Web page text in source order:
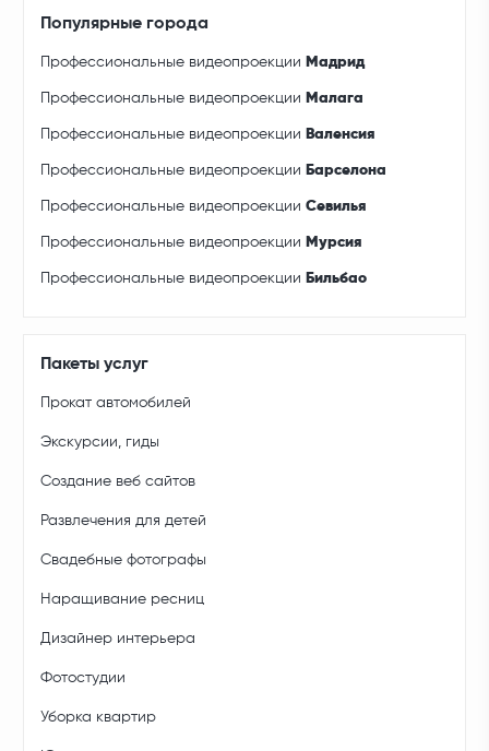
Популярные города
Профессиональные видеопроекции Мадрид
Профессиональные видеопроекции Малага
Профессиональные видеопроекции Валенсия
Профессиональные видеопроекции Барселона
Профессиональные видеопроекцииСевилья
Профессиональные видеопроекции Мурсия
Профессиональные видеопроекции Бильбао
Пакеты услуг
Прокат автомобилей
Экскурсии, гиды
Создание веб сайтов
Развлечения для детей
Свадебные фотографы
Наращивание ресниц
Дизайнер интерьера
Фотостудии
Уборка квартир